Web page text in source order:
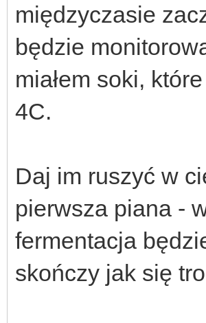
międzyczasie
będzie
miałem soki,
4C.
Daj im ruszyć w
pierwsza piana -
fermentacja
skończy jak się